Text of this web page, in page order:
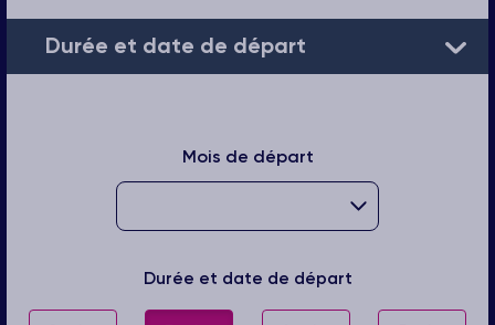
Durée et date de départ
Mois de départ
Durée et date de départ